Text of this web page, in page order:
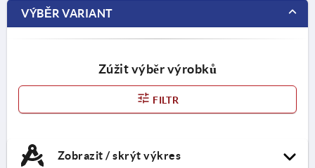
VÝBĚR VARIANT
Zúžit výběr výrobků
FILTR
Zobrazit / skrýt výkres